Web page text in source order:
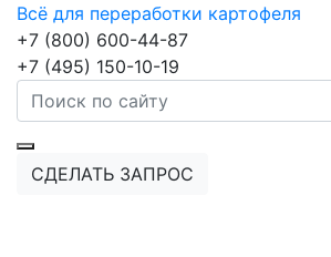
Всё для переработки картофеля
+7 (800) 600-44-87
+7 (495) 150-10-19
СДЕЛАТЬ ЗАПРОС